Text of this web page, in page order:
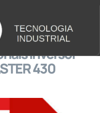
Inversor
430